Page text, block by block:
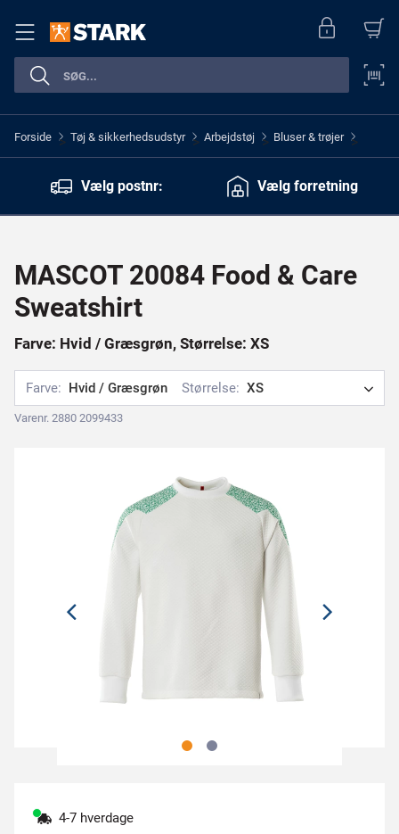
Forside > Tøj & sikkerhedsudstyr > Arbejdstøj > Bluser & trøjer >
Vælg postnr: Vælg forretning
MASCOT 20084 Food & Care
Sweatshirt
Farve: Hvid / Græsgrøn, Størrelse: XS
Farve: Hvid / Græsgrøn Størrelse: XS
Varenr. 2880 2099433
4-7 hverdage